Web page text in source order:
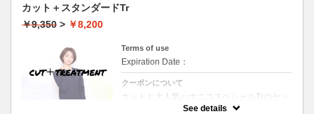
カット＋スタンダードTr
￥9,350 > ￥8,200
Terms of use
Expiration Date：
クーポンについて
カットと大人気ハホニコスペシャルTrのセッ
トメニュー☆シャンプー、ブロー付。ロング
See details